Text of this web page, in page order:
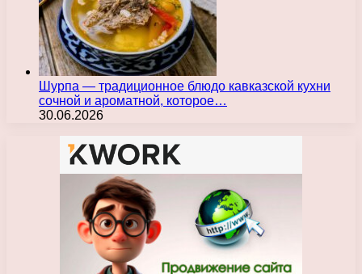
Шурпа — традиционное блюдо кавказской кухни
сочной и ароматной, которое…
30.06.2026